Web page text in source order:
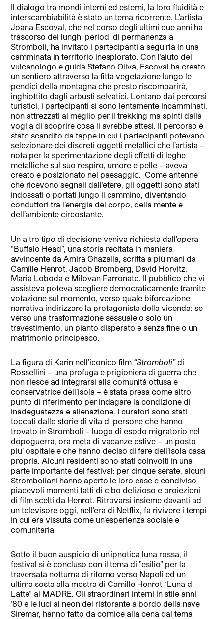
Il dialogo tra mondi interni ed esterni, la loro fluidità e
interscambiabilità è stato un tema ricorrente. L’artista
Joana Escoval, che nel corso degli ultimi due anni ha
trascorso dei lunghi periodi di permanenza a
Stromboli, ha invitato i partecipanti a seguirla in una
camminata in territorio inesplorato. Con l’aiuto del
vulcanologo e guida Stefano Oliva, Escoval ha creato
un sentiero attraverso la fitta vegetazione lungo le
pendici della montagna che presto riscomparirà,
inghiottito dagli arbusti selvatici. Lontano dai percorsi
turistici, i partecipanti si sono lentamente incamminati,
non attrezzati al meglio per il trekking ma spinti dalla
voglia di scoprire cosa li avrebbe attesi. Il percorso è
stato scandito da tappe in cui i partecipanti potevano
selezionare dei discreti oggetti metallici che l’artista –
nota per la sperimentazione degli effetti di leghe
metalliche sul suo respiro, umore e pelle – aveva
creato e posizionato nel paesaggio. Come antenne
che ricevono segnali dall’etere, gli oggetti sono stati
indossati o portati lungo il cammino, diventando
conduttori tra l’energia del corpo, della mente e
dell’ambiente circostante.
Un altro tipo di decisione veniva richiesta dall’opera
“Buffalo Head”, una storia recitata in maniera
avvincente da Amira Ghazalla, scritta a più mani da
Camille Henrot, Jacob Bromberg, David Horvitz,
Maria Loboda e Milovan Farronato. Il pubblico che vi
assisteva poteva scegliere democraticamente tramite
votazione sul momento, verso quale biforcazione
narrativa indirizzare la protagonista della vicenda: se
verso una trasformazione sessuale o solo un
travestimento, un pianto disperato e senza fine o un
matrimonio principesco.
La figura di Karin nell’iconico film “Stromboli”di
Rossellini – una profuga e prigioniera di guerra che
non riesce ad integrarsi alla comunità ottusa e
conservatrice dell’isola – è stata presa come altro
punto di riferimento per indagare la condizione di
inadeguatezza e alienazione. I curatori sono stati
toccati dalle storie di vita di persone che hanno
trovato in Stromboli – luogo di esodo migratorio nel
dopoguerra, ora meta di vacanze estive – un posto
piu’ ospitale e che hanno deciso di fare dell’isola casa
propria. Alcuni residenti sono stati coinvolti in una
parte importante del festival: per cinque serate, alcuni
Stromboliani hanno aperto le loro case e condiviso
piacevoli momenti fatti di cibo delizioso e proiezioni
di film scelti da Henrot. Ritrovarsi insieme davanti ad
un televisore oggi, nell’era di Netflix, fa rivivere i tempi
in cui era vissuta come un’esperienza sociale e
comunitaria.
Sotto il buon auspicio di un’ipnotica luna rossa, il
festival si è concluso con il tema di ”esilio” per la
traversata notturna di ritorno verso Napoli ed un
ultima sosta alla mostra di Camille Henrot “Luna di
Latte” al MADRE. Gli straordinari interni in stile anni
’80 e le luci al neon del ristorante a bordo della nave
Siremar, hanno fatto da cornice alla cena dal tema